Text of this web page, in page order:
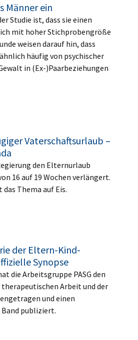
Männer ein
Studie ist, dass sie einen
mit hoher Stichprobengröße
weisen darauf hin, dass
häufig von psychischer
in (Ex-)Paarbeziehungen
Vaterschaftsurlaub –
den Elternurlaub
16 auf 19 Wochen verlängert.
Thema auf Eis.
der Eltern-Kind-
Synopse
die Arbeitsgruppe PASG den
Arbeit und der
und einen
publiziert.